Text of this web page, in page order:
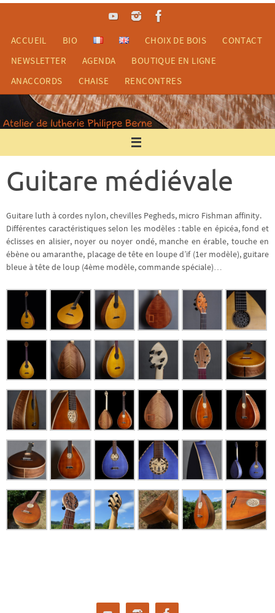
ACCUEIL BIO CHOIX DE BOIS
CONTACT
NEWSLETTER
AGENDA
BOUTIQUE EN LIGNE
ANACCORDS
CHAISE RENCONTRES
Guitare médiévale
Guitare luth à cordes nylon, chevilles Pegheds, micro Fishman affinity.
Différentes caractéristiques selon les modèles : table en épicéa, fond et
éclisses en alisier, noyer ou noyer ondé, manche en érable, touche en
ébène ou amaranthe, placage de tête en loupe d’if (1er modèle), guitare
bleue à tête de loup (4ème modèle, commande spéciale)…